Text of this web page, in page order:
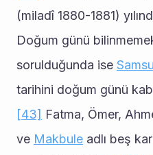
(miladî 1880-1881)
Doğum günü
sorulduğunda ise
tarihini doğum günü
[43] Fatma, Ömer,
ve Makbule adlı beş